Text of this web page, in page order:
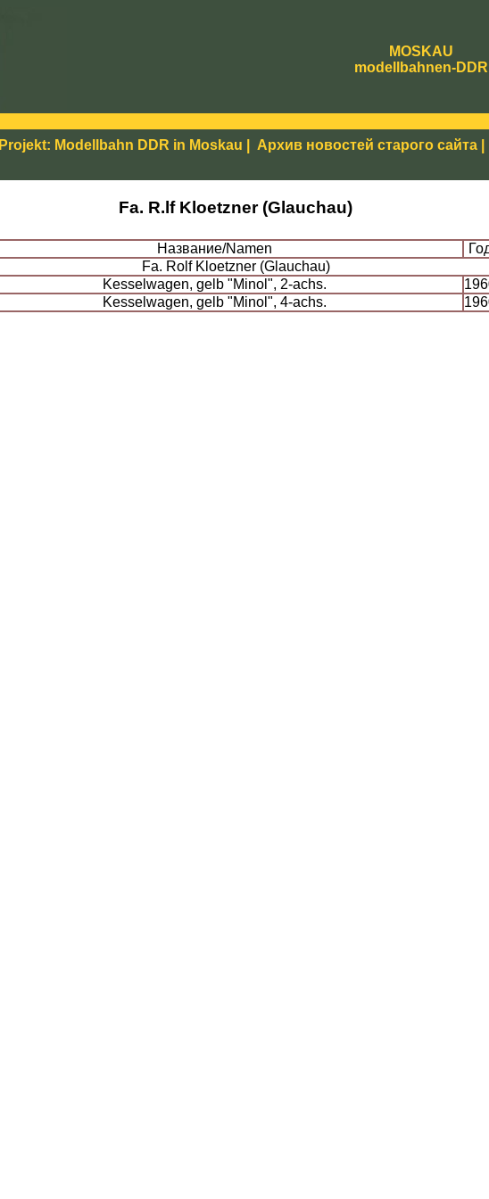
MOSKAU
modellbahnen-DDR
Projekt: Modellbahn DDR in Moskau Архив новостей старого сайта
Fa. R.lf Kloetzner (Glauchau)
Название/Namen
Fa. Rolf Kloetzner (Glauchau)
Kesselwagen, gelb "Minol", 2-achs.
Kesselwagen, gelb "Minol", 4-achs.